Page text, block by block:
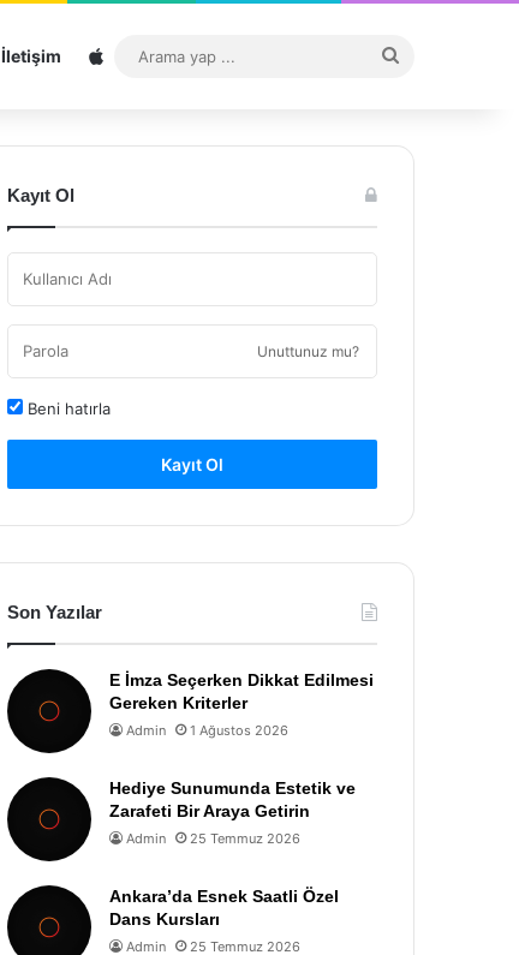
İletişim Sitemap
...
Kayıt Ol
Unuttunuz mu?
Beni hatırla
Kayıt Ol
Son Yazılar
E İmza Seçerken Dikkat Edilmesi
Gereken Kriterler
Admin 1 Ağustos 2026
Hediye Sunumunda Estetik ve
Zarafeti Bir Araya Getirin
Admin 25 Temmuz 2026
Ankara’da Esnek Saatli Özel
Dans Kursları
Admin 25 Temmuz 2026